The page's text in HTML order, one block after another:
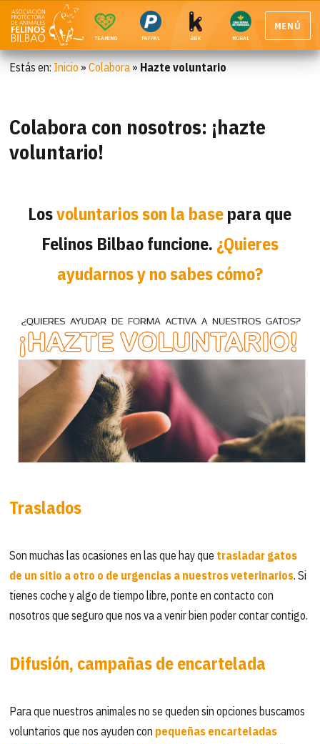
TEAMING PAYPAL BBK RURAL
MENÚ
Estás en: Inicio »Colabora » Hazte voluntario
Colabora con nosotros: ¡hazte
voluntario!
Losvoluntarios son la basepara que
Felinos Bilbao funcione. ¿Quieres
ayudarnos y no sabes cómo?
Traslados
Son muchas las ocasiones en las que hay que trasladar gatos
de un sitio a otro o de urgencias a nuestros veterinarios. Si
tienes coche y algo de tiempo libre, ponte en contacto con
nosotros que seguro que nos va a venir bien poder contar contigo.
Difusión, campañas de encartelada
Para que nuestros animales no se queden sin opciones buscamos
voluntarios que nos ayuden con pequeñas encarteladas